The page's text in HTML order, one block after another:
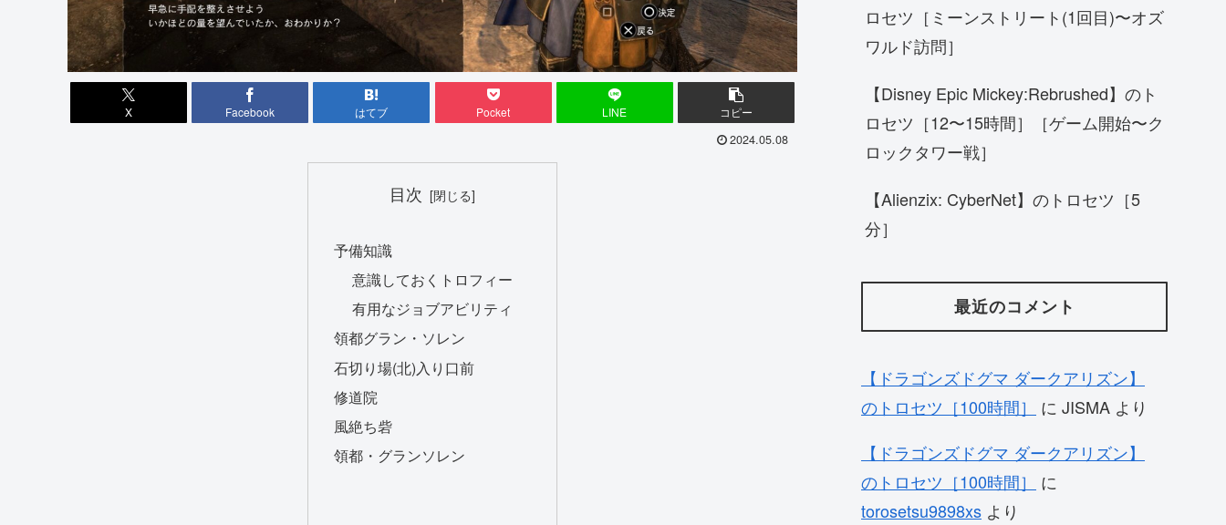
X Facebook はてブ Pocket LINE コピー
2024.05.08
目次
予備知識
意識しておくトロフィー
有用なジョブアビリティ
領都グラン・ソレン
石切り場(北)入り口前
修道院
風絶ち砦
領都・グランソレン
ロセツ［ミーンストリート(1回目)〜オズ
ワルド訪問］
【Disney Epic Mickey:Rebrushed】のト
ロセツ［12〜15時間］［ゲーム開始〜ク
ロックタワー戦］
【Alienzix: CyberNet】のトロセツ［5
分］
最近のコメント
【ドラゴンズドグマ ダークアリズン】
のトロセツ［100時間］
に JISMA より
【ドラゴンズドグマ ダークアリズン】
のトロセツ［100時間］
に
torosetsu9898xs より